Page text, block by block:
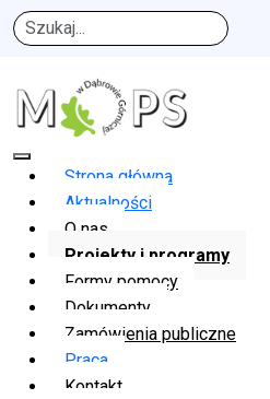
Szukaj
Strona główna
Aktualności
O nas
Projekty i programy
Formy pomocy
Dokumenty
Zamówienia publiczne
Praca
Kontakt